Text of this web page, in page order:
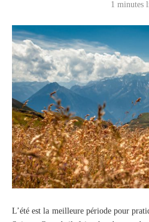
1 minutes
L’été est la meilleure période pour